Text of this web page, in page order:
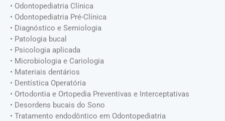
• Odontopediatria Clínica
• Odontopediatria Pré-Clínica
• Diagnóstico e Semiologia
• Patologia bucal
• Psicologia aplicada
• Microbiologia e Cariologia
• Materiais dentários
• Dentística Operatória
• Ortodontia e Ortopedia Preventivas e Interceptativas
• Desordens bucais do Sono
• Tratamento endodôntico em Odontopediatria